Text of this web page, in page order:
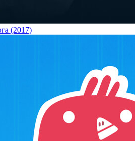
(2017)